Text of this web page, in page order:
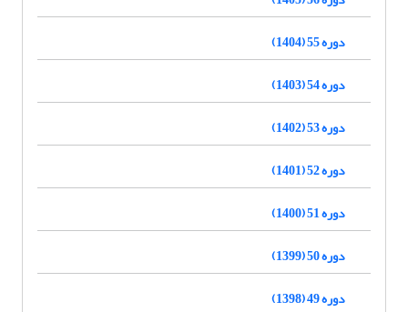
دوره 55 (1404)
دوره 54 (1403)
دوره 53 (1402)
دوره 52 (1401)
دوره 51 (1400)
دوره 50 (1399)
دوره 49 (1398)